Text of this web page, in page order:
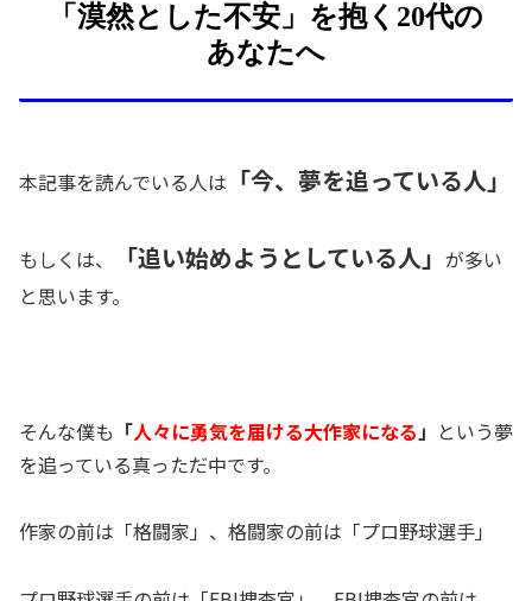
「漠然とした不安」を抱く20代の
あなたへ
本記事を読んでいる人は 「今、夢を追っている人」
もしくは、 「追い始めようとしている人」 が多い
と思います。
そんな僕も 「人々に勇気を届ける大作家になる 」 という夢
を追っている真っただ中です。
作家の前は「格闘家」、格闘家の前は「プロ野球選手」